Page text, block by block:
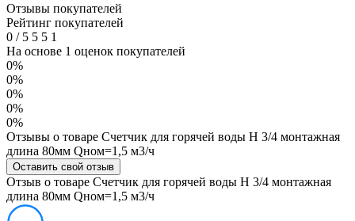
Отзывы покупателей
Рейтинг покупателей
0 /5 5 5 1
На основе 1 оценок покупателей
0%
0%
0%
0%
0%
Отзывы о товаре Счетчик для горячей воды Н 3/4 монтажная
длина 80мм Qном=1,5 м3/ч
Оставить свой отзыв
Отзыв о товаре Счетчик для горячей воды Н 3/4 монтажная
длина 80мм Qном=1,5 м3/ч